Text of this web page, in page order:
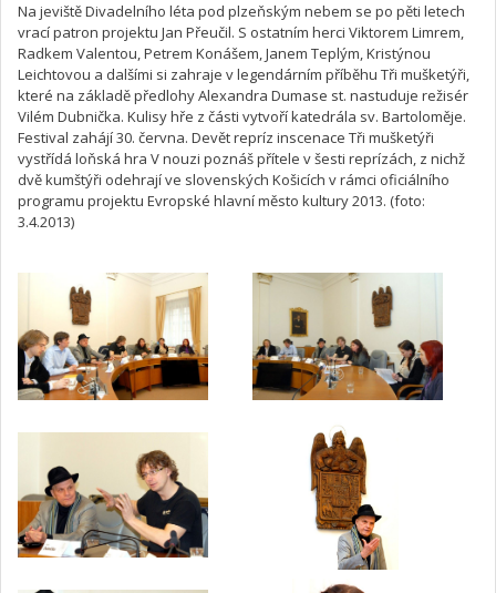
Na jeviště Divadelního léta pod plzeňským nebem se po pěti letech
vrací patron projektu Jan Přeučil. S ostatním herci Viktorem Limrem,
Radkem Valentou, Petrem Konášem, Janem Teplým, Kristýnou
Leichtovou a dalšími si zahraje v legendárním příběhu Tři mušketýři,
které na základě předlohy Alexandra Dumase st. nastuduje režisér
Vilém Dubnička. Kulisy hře z části vytvoří katedrála sv. Bartoloměje.
Festival zahájí 30. června. Devět repríz inscenace Tři mušketýři
vystřídá loňská hra V nouzi poznáš přítele v šesti reprízách, z nichž
dvě kumštýři odehrají ve slovenských Košicích v rámci oficiálního
programu projektu Evropské hlavní město kultury 2013. (foto:
3.4.2013)